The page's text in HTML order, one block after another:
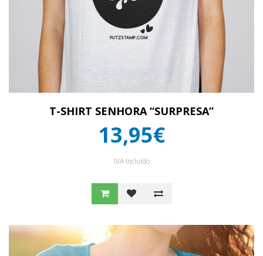
T-SHIRT SENHORA “SURPRESA”
13,95€
IVA Incluído